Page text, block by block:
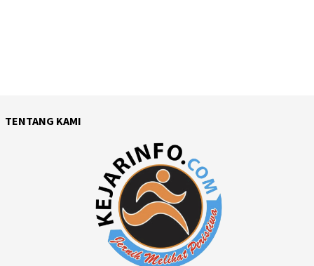
TENTANG KAMI